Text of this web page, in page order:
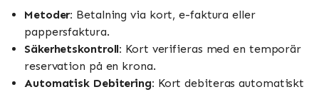
Metoder: Betalning via kort, e-faktura eller
pappersfaktura.
Säkerhetskontroll: Kort verifieras med en temporär
reservation på en krona.
Automatisk Debitering: Kort debiteras automatiskt